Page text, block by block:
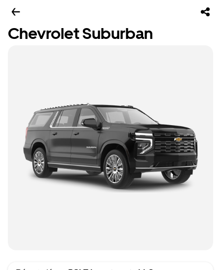
Chevrolet Suburban